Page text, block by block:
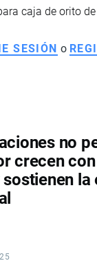
caja de orito
SESIÓN o
no
crecen
la